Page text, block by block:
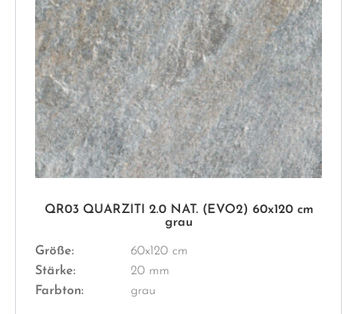
QR03 QUARZITI 2.0 NAT. (EVO2) 60x120 cm
grau
Größe:
60x120 cm
Stärke:
20 mm
Farbton:
grau